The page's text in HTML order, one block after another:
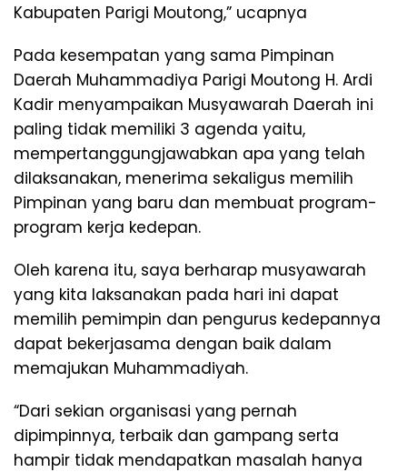
Kabupaten Parigi Moutong,” ucapnya
Pada kesempatan yang sama Pimpinan
Daerah Muhammadiya Parigi Moutong H. Ardi
Kadir menyampaikan Musyawarah Daerah ini
paling tidak memiliki 3 agenda yaitu,
mempertanggungjawabkan apa yang telah
dilaksanakan, menerima sekaligus memilih
Pimpinan yang baru dan membuat program-
program kerja kedepan.
Oleh karena itu, saya berharap musyawarah
yang kita laksanakan pada hari ini dapat
memilih pemimpin dan pengurus kedepannya
dapat bekerjasama dengan baik dalam
memajukan Muhammadiyah.
“Dari sekian organisasi yang pernah
dipimpinnya, terbaik dan gampang serta
hampir tidak mendapatkan masalah hanya